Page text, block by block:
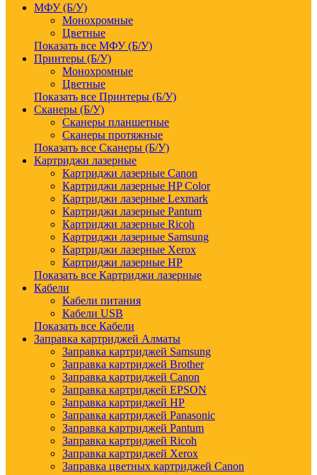
МФУ (Б/У)
Монохромные
Цветные
Показать все МФУ (Б/У)
Принтеры (Б/У)
Монохромные
Цветные
Показать все Принтеры (Б/У)
Сканеры (Б/У)
Сканеры планшетные
Сканеры протяжные
Показать все Сканеры (Б/У)
Картриджи лазерные
Картриджи лазерные Canon
Картриджи лазерные HP Color
Картриджи лазерные Lexmark
Картриджи лазерные Pantum
Картриджи лазерные Ricoh
Картриджи лазерные Samsung
Картриджи лазерные Xerox
Картриджи лазерные HP
Показать все Картриджи лазерные
Кабели
Кабели питания
Кабели USB
Показать все Кабели
Заправка картриджей Алматы
Заправка картриджей Samsung
Заправка картриджей Brother
Заправка картриджей Canon
Заправка картриджей EPSON
Заправка картриджей HP
Заправка картриджей Panasonic
Заправка картриджей Pantum
Заправка картриджей Ricoh
Заправка картриджей Xerox
Заправка цветных картриджей Canon